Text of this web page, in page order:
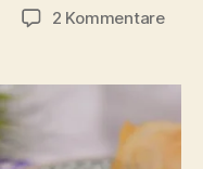
2 Kommentarezu
im